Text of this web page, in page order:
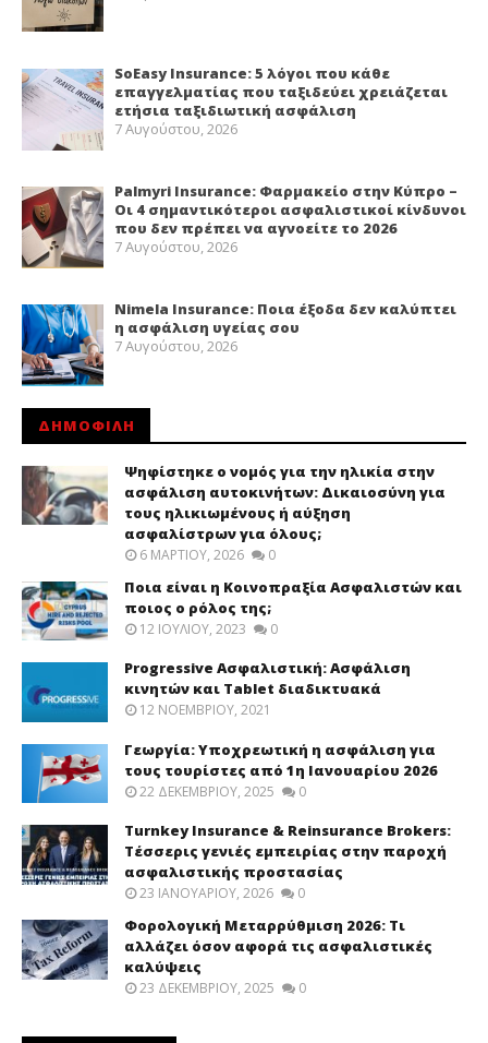
SoEasy Insurance: 5 λόγοι που κάθε
επαγγελματίας που ταξιδεύει χρειάζεται
ετήσια ταξιδιωτική ασφάλιση
7 Αυγούστου, 2026
Palmyri Insurance: Φαρμακείο στην Κύπρο –
Οι 4 σημαντικότεροι ασφαλιστικοί κίνδυνοι
που δεν πρέπει να αγνοείτε το 2026
7 Αυγούστου, 2026
Nimela Insurance: Ποια έξοδα δεν καλύπτει
η ασφάλιση υγείας σου
7 Αυγούστου, 2026
ΔΗΜΟΦΙΛΗ
Ψηφίστηκε ο νομός για την ηλικία στην
ασφάλιση αυτοκινήτων: Δικαιοσύνη για
τους ηλικιωμένους ή αύξηση
ασφαλίστρων για όλους;
6 ΜΑΡΤΊΟΥ, 2026 0
Ποια είναι η Κοινοπραξία Ασφαλιστών και
ποιος ο ρόλος της;
12 ΙΟΥΛΊΟΥ, 2023 0
Progressive Ασφαλιστική: Ασφάλιση
κινητών και Tablet διαδικτυακά
12 ΝΟΕΜΒΡΊΟΥ, 2021
Γεωργία: Υποχρεωτική η ασφάλιση για
τους τουρίστες από 1η Ιανουαρίου 2026
22 ΔΕΚΕΜΒΡΊΟΥ, 2025 0
Turnkey Insurance & Reinsurance Brokers:
Τέσσερις γενιές εμπειρίας στην παροχή
ασφαλιστικής προστασίας
23 ΙΑΝΟΥΑΡΊΟΥ, 2026 0
Φορολογική Μεταρρύθμιση 2026: Τι
αλλάζει όσον αφορά τις ασφαλιστικές
καλύψεις
23 ΔΕΚΕΜΒΡΊΟΥ, 2025 0